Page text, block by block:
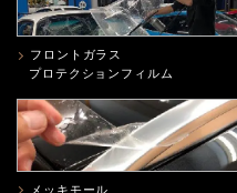
フロントガラス
プロテクションフィルム
メッキモール